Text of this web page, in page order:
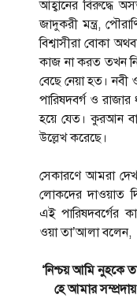
আহ্বানের বিরুদ্ধে
জাদুকরী মন্ত্র,
বিশ্বাসীরা বোকা
কাজ না করত তখন
বেছে নেয়া হত।
পারিষদবর্গ ও
হয়ে যেত। কুরআন
উল্লেখ করেছে।
সেকারণে আমরা
লোকদের দাওয়াত
এই পারিষদবর্গের
ওয়া তা’আলা বলেন,
‘নিশ্চয় আমি নুহকে
হে আমার